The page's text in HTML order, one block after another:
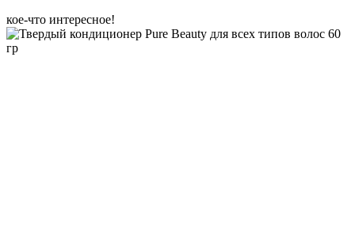
кое-что интересное!